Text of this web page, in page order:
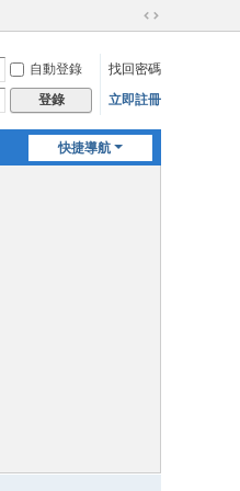
切
到
寬
自動登錄
找回密碼
登錄 立即註冊
快捷導航